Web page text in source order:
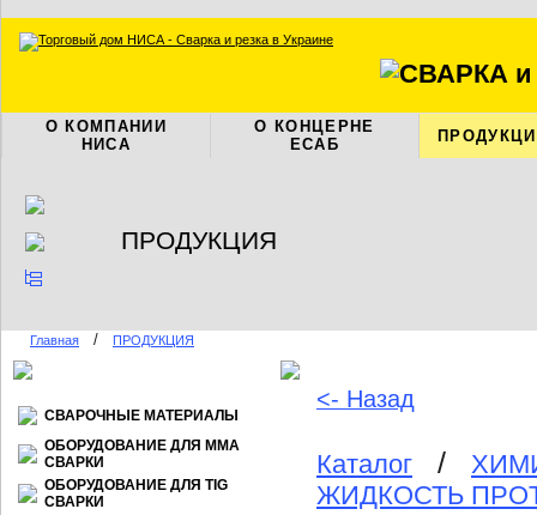
О КОМПАНИИ
НИСА
О КОНЦЕРНЕ
ЕСАБ
ПРОДУКЦИЯ
Главная / ПРОДУКЦИЯ
СВАРОЧНЫЕ МАТЕРИАЛЫ
ОБОРУДОВАНИЕ ДЛЯ ММА
СВАРКИ
ОБОРУДОВАНИЕ ДЛЯ TIG
СВАРКИ
<- Назад
Каталог /
ЖИДКОСТЬ